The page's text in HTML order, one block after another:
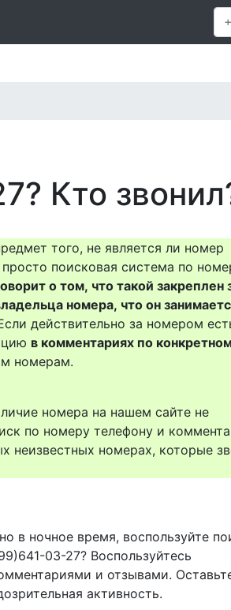
Кто
того, не является ли номер
поисковая система по
о том, что такой закреплен
номера, что он
действительно за номером
в комментариях по
номерам.
номера на нашем сайте не
по номеру телефону и
неизвестных номерах, которые
в ночное время, воспользуйте
03-27? Воспользуйтесь
и отзывами.
активность.